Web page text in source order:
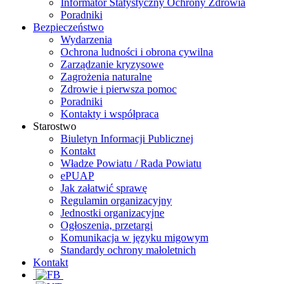
Poradniki
Bezpieczeństwo
Wydarzenia
Ochrona ludności i obrona cywilna
Zarządzanie kryzysowe
Zagrożenia naturalne
Zdrowie i pierwsza pomoc
Poradniki
Kontakty i współpraca
Starostwo
Biuletyn Informacji Publicznej
Kontakt
Władze Powiatu / Rada Powiatu
ePUAP
Jak załatwić sprawę
Regulamin organizacyjny
Jednostki organizacyjne
Ogłoszenia, przetargi
Komunikacja w języku migowym
Standardy ochrony małoletnich
Kontakt